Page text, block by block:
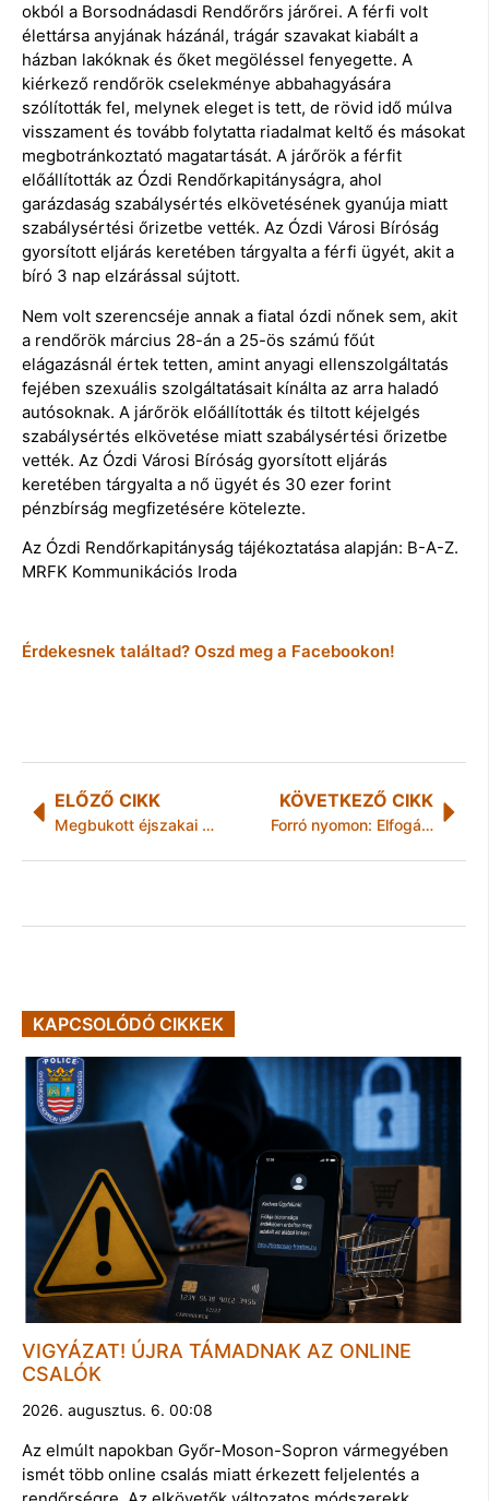
okból a Borsodnádasdi Rendőrőrs járőrei. A férfi volt
élettársa anyjának házánál, trágár szavakat kiabált a
házban lakóknak és őket megöléssel fenyegette. A
kiérkező rendőrök cselekménye abbahagyására
szólították fel, melynek eleget is tett, de rövid idő múlva
visszament és tovább folytatta riadalmat keltő és másokat
megbotránkoztató magatartását. A járőrök a férfit
előállították az Ózdi Rendőrkapitányságra, ahol
garázdaság szabálysértés elkövetésének gyanúja miatt
szabálysértési őrizetbe vették. Az Ózdi Városi Bíróság
gyorsított eljárás keretében tárgyalta a férfi ügyét, akit a
bíró 3 nap elzárással sújtott.
Nem volt szerencséje annak a fiatal ózdi nőnek sem, akit
a rendőrök március 28-án a 25-ös számú főút
elágazásnál értek tetten, amint anyagi ellenszolgáltatás
fejében szexuális szolgáltatásait kínálta az arra haladó
autósoknak. A járőrök előállították és tiltott kéjelgés
szabálysértés elkövetése miatt szabálysértési őrizetbe
vették. Az Ózdi Városi Bíróság gyorsított eljárás
keretében tárgyalta a nő ügyét és 30 ezer forint
pénzbírság megfizetésére kötelezte.
Az Ózdi Rendőrkapitányság tájékoztatása alapján: B-A-Z.
MRFK Kommunikációs Iroda
Érdekesnek találtad? Oszd meg a Facebookon!
ELŐZŐ CIKK
Megbukott éjszakai portya
KÖVETKEZŐ CIKK
Forró nyomon: Elfogások és tettenérések Borsod-Abaúj-Zemplén megyében
KAPCSOLÓDÓ CIKKEK
VIGYÁZAT! ÚJRA TÁMADNAK AZ ONLINE
CSALÓK
2026. augusztus. 6. 00:08
Az elmúlt napokban Győr-Moson-Sopron vármegyében
ismét több online csalás miatt érkezett feljelentés a